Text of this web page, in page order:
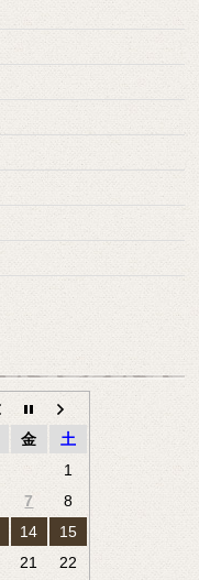
金
土
1
7
8
14
15
21
22